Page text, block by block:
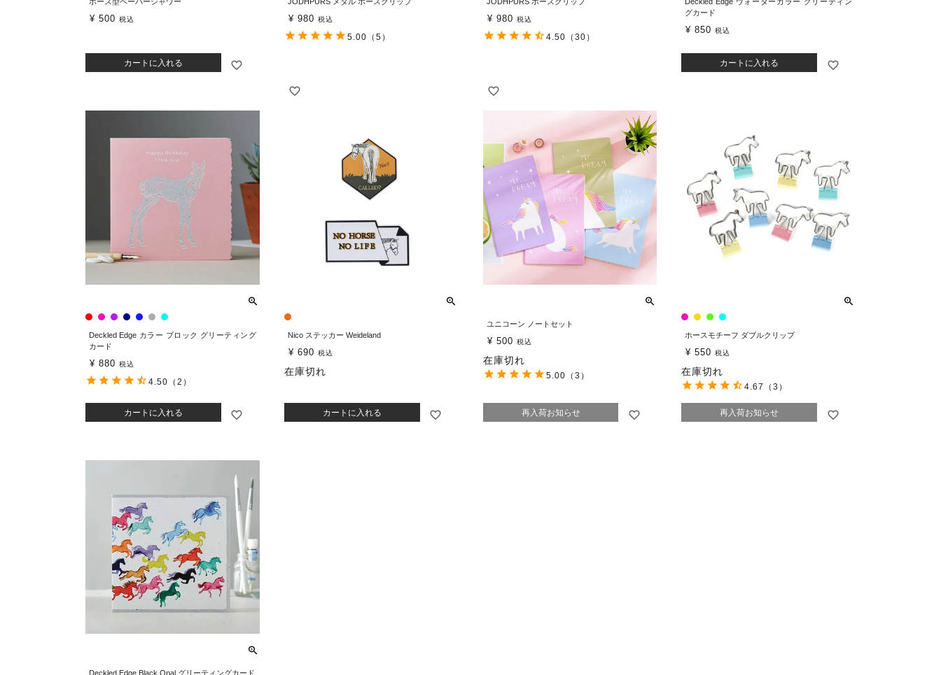
¥ 500 税込
カートに入れる
¥ 980 税込
5.00 （5）
¥ 980 税込
4.50 （30）
グカード
¥ 850 税込
カートに入れる
Deckled Edge カラー ブロック グリーティング
カード
¥ 880 税込
カートに入れる
4.50 （2）
Nico ステッカー Weideland
¥ 690 税込
在庫切れ
カートに入れる
ユニコーン ノートセット
¥ 500 税込
在庫切れ
再入荷お知らせ
5.00 （3）
ホースモチーフ ダブルクリップ
¥ 550 税込
在庫切れ
再入荷お知らせ
4.67 （3）
Deckled Edge Black Opal グリーティングカード